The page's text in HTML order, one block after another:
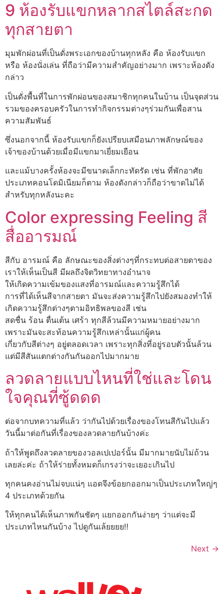
9 ห้องรับแขกหลากสไตล์สะกด
ทุกสายตา
มุมพักผ่อนที่เป็นดั่งพระเอกของบ้านทุกหลัง คือ ห้องรับแขก
หรือ ห้องนั่งเล่น ที่ถือว่ามีความสำคัญอย่างมาก เพราะห้องดัง
กล่าว
เป็นดั่งพื้นที่ในการพักผ่อนของสมาชิกทุกคนในบ้าน เป็นจุดส่วน
รวมของครอบครัวในการทำกิจกรรมต่างๆร่วมกันเพื่อสาน
ความสัมพันธ์
ซึ่งนอกจากนี้ ห้องรับแขกก็ยังเปรียบเสมือนภาพลักษณ์ของ
เจ้าของบ้านด้วยเมื่อมีแขกมาเยี่ยมเยือน
และแม้บางครั้งห้องจะมีขนาดเล็กกะทัดรัด เช่น ที่พักอาศัย
ประเภทคอนโดมิเนียมก็ตาม ห้องดังกล่าวก็ถือว่าขาดไม่ได้
สำหรับทุกหลังนะคะ
Color expressing Feeling สี
สื่ออารมณ์
สีกับ อารมณ์ คือ ลักษณะของสิ่งต่างๆที่กระทบต่อสายตาของ
เราให้เห็นเป็นสี มีผลถึงจิตวิทยาทางอำนาจ
ให้เกิดความเข้มของแสงที่อารมณ์และความรู้สึกได้
การที่ได้เห็นสีจากสายตา มันจะส่งความรู้สึกไปยังสมองทำให้
เกิดความรู้สึกต่างๆตามอิทธิพลของสี เช่น
สดชื่น ร้อน ตื่นเต้น เศร้า ทุกสีล้วนมีความหมายอย่างมาก
เพราะมันจะสะท้อนความรู้สึกเหล่านั้นแก่ผู้คน
เกี่ยวกับสีต่างๆ อยู่ตลอดเวลา เพราะทุกสิ่งที่อยู่รอบตัวนั้นล้วน
แต่มีสีสันแตกต่างกันกันออกไปมากมาย
ลวดลายแบบไหนที่ใช่และโดน
ใจคุณที่ซู้ดดด
ต่อจากบทความที่แล้ว ว่ากันไปด้วยเรื่องของโทนสีกันไปแล้ว
วันนี้มาต่อกันที่เรื่องของลวดลายกันบ้างค่ะ
ถ้าให้พูดถึงลวดลายของวอลเปเปอร์นั้น มีมากมายนับไม่ถ้วน
เลยล่ะค่ะ ถ้าให้ร่ายทั้งหมดก็เกรงว่าจะเยอะเกินไป
ทุกคนคงอ่านไม่จบแน่ๆ แอดจึงข้อยกออกมาเป็นประเภทใหญ่ๆ
4 ประเภทด้วยกัน
ให้ทุกคนได้เห็นภาพกันชัดๆ แยกออกกันง่ายๆ ว่าแต่จะมี
ประเภทไหนกันบ้าง ไปดูกันเล้ยยยย‼
Next →